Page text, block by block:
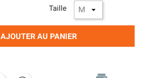
Taille
AJOUTER AU PANIER